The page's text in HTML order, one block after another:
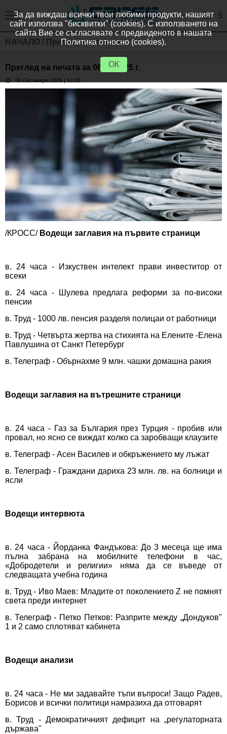
НАЧАЛО / Преглед на печата
Преглед на печата за 06.10.2025 г.
06 Октомври 2025 | 10:18
/КРОСС/ Водещи заглавия на първите страници
в. 24 часа - Изкуствен интелект прави инвеститор от
всеки
в. 24 часа - Шулева предлага реформи за по-високи
пенсии
в. Труд - 1000 лв. пенсия разделя полицаи от работници
в. Труд - Четвърта жертва на стихията на Елените -Елена
Павлушина от Санкт Петербург
в. Телеграф - Обърнахме 9 млн. чашки домашна ракия
Водещи заглавия на вътрешните страници
в. 24 часа - Газ за България през Турция - пробив или
провал, но ясно се виждат колко са заробващи клаузите
в. Телеграф - Асен Василев и обкръжението му лъжат
в. Телеграф - Граждани дариха 23 млн. лв. на болници и
ясли
Водещи интервюта
в. 24 часа - Йорданка Фандъкова: До 3 месеца ще има
пълна забрана на мобилните телефони в час,
«Добродетели и религии» няма да се въведе от
следващата учебна година
в. Труд - Иво Маев: Младите от поколението Z не помнят
света преди интернет
в. Телеграф - Петко Петков: Разприте между „Дондуков"
1 и 2 само сплотяват кабинета
Водещи анализи
в. 24 часа - Не ми задавайте тъпи въпроси! Защо Радев,
Борисов и всички политици намразиха да отговарят
в. Труд - Демократичният дефицит на „регулаторната
държава"
За да виждаш всички твои любими продукти, нашият
сайт използва "бисквитки" (cookies). С използването на
сайта Вие се съгласявате с предвиденото в нашата
Политика относно (cookies).
ОК